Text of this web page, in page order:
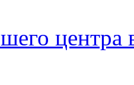
центра